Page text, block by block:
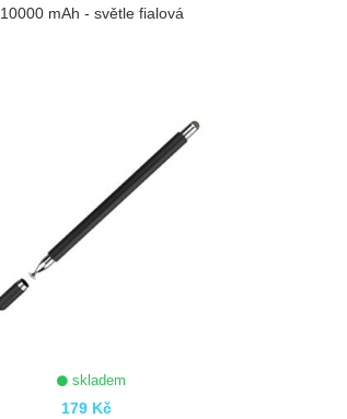
10000 mAh - světle fialová
skladem
179 Kč